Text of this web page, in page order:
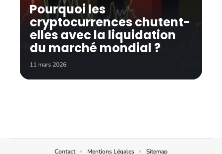
Pourquoi les
cryptocurrences chutent-
elles avec la liquidation
du marché mondial ?
11 mars 2026
Contact Mentions Légales Sitemap